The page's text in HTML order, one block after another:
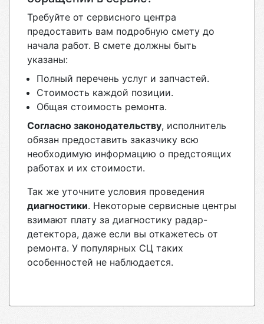
Требуйте от сервисного центра
предоставить вам подробную смету до
начала работ. В смете должны быть
указаны:
Полный перечень услуг и запчастей.
Стоимость каждой позиции.
Общая стоимость ремонта.
Согласно законодательству, исполнитель
обязан предоставить заказчику всю
необходимую информацию о предстоящих
работах и их стоимости.
Так же уточните условия проведения
диагностики. Некоторые сервисные центры
взимают плату за диагностику радар-
детектора, даже если вы откажетесь от
ремонта. У популярных СЦ таких
особенностей не наблюдается.